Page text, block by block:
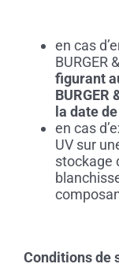
en cas
BURGER
figurant
BURGER
la date
en cas
UV sur
stockage
Conditions de